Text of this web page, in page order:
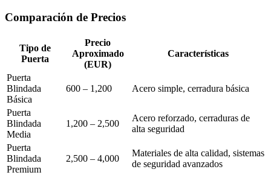
Comparación de Precios
Tipo de
Puerta
Precio
Aproximado
(EUR)
Características
Puerta
Blindada
Básica
600 – 1,200 Acero simple, cerradura básica
Puerta
Blindada
Media
1,200 – 2,500
Acero reforzado, cerraduras de
alta seguridad
Puerta
Blindada
Premium
2,500 – 4,000
Materiales de alta calidad, sistemas
de seguridad avanzados